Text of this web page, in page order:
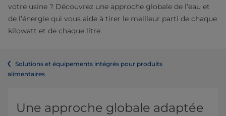
votre usine ? Découvrez une approche globale de l’eau et
de l’énergie qui vous aide à tirer le meilleur parti de chaque
kilowatt et de chaque litre.
Solutions et équipements intégrés pour produits
alimentaires
Une approche globale adaptée